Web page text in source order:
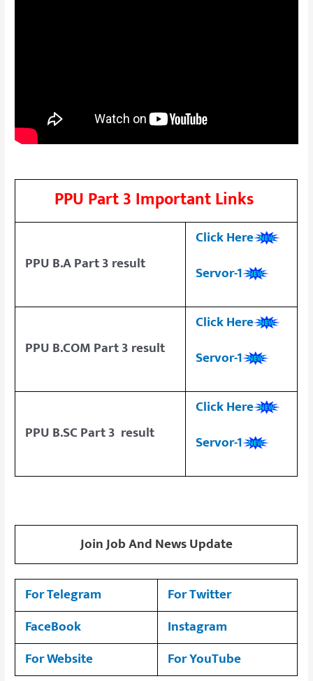
PPU Part 3 Important Links
PPU B.A Part 3 result
Click Here
Servor-1
PPU B.COM Part 3 result
Click Here
Servor-1
PPU B.SC Part 3 result
Click Here
Servor-1
Join Job And News Update
For Telegram
For Twitter
FaceBook
Instagram
For Website
For YouTube